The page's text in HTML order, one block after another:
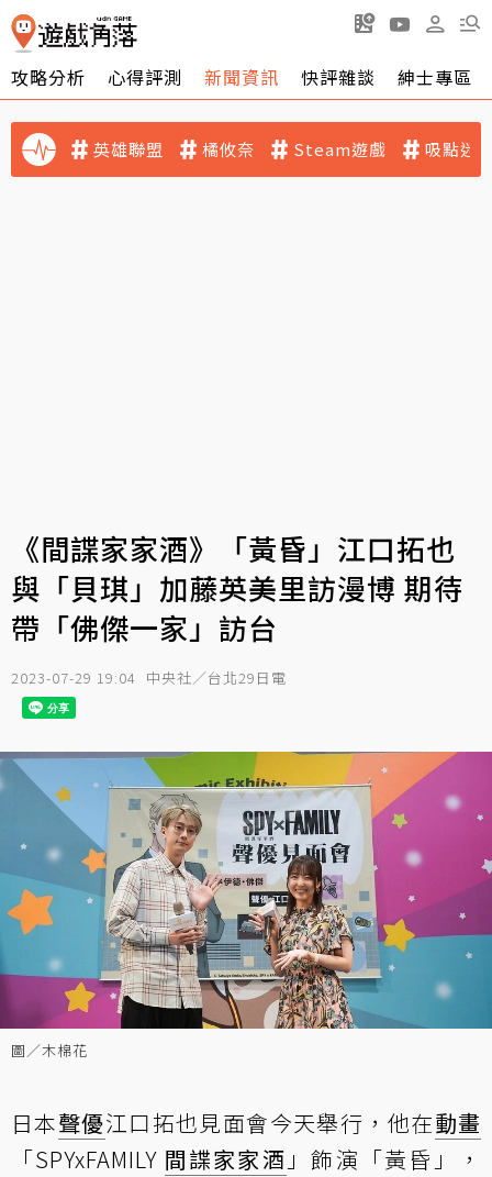
攻略分析 心得評測 新聞資訊 快評雜談 紳士專區
英雄聯盟 橘攸奈 Steam遊戲 吸點迷
《間諜家家酒》「黃昏」江口拓也
與「貝琪」加藤英美里訪漫博 期待
帶「佛傑一家」訪台
2023-07-29 19:04 中央社／台北29日電
圖／木棉花
日本聲優江口拓也見面會今天舉行，他在動畫
「SPYxFAMILY 間諜家家酒 」飾演「黃昏」，